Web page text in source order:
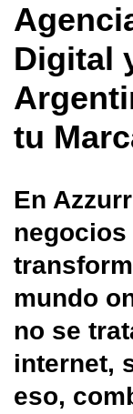
Digital
tu
En
negocios
mundo
no se
internet,
eso,